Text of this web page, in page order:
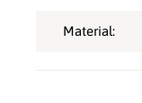
Material: